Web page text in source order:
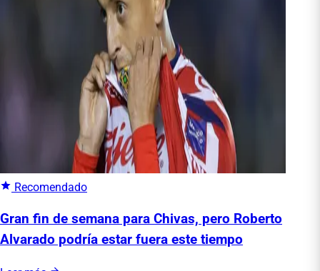
Recomendado
Gran fin de semana para Chivas, pero Roberto
Alvarado podría estar fuera este tiempo